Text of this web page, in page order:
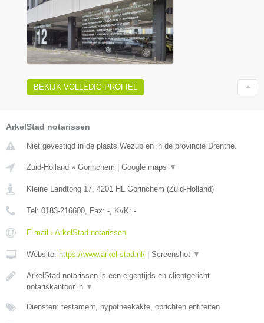
BEKIJK VOLLEDIG PROFIEL
ArkelStad notarissen
Niet gevestigd in de plaats Wezup en in de provincie Drenthe.
Zuid-Holland » Gorinchem Google maps ▼
Kleine Landtong 17, 4201 HL Gorinchem (Zuid-Holland)
Tel: 0183-216600, Fax: -, KvK: -
E-mail › ArkelStad notarissen
Website: https://www.arkel-stad.nl/ Screenshot ▼
ArkelStad notarissen is een eigentijds en clientgericht
notariskantoor in ▼
Diensten: testament, hypotheekakte, oprichten entiteiten